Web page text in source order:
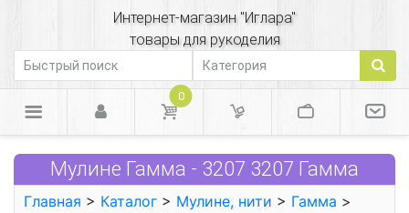
Интернет-магазин "Иглара"
товары для рукоделия
0
Мулине Гамма - 3207 3207 Гамма
Главная > Каталог > Мулине, нити > Гамма >